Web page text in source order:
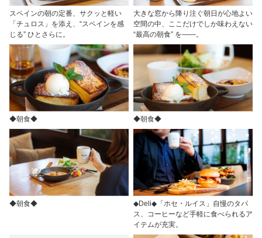
スペインの朝の定番、サクッと軽い
「チュロス」を添え、“スペインを感
じる” ひとさらに。
大きな窓から降り注ぐ朝日が心地よい
空間の中、ここだけでしか味わえない
“最高の朝食” を――。
◆朝食◆ ◆朝食◆
◆朝食◆
◆Deli◆「ホセ・ルイス」自慢のタパ
ス、コーヒーなど手軽に食べられるア
イテムが充実。